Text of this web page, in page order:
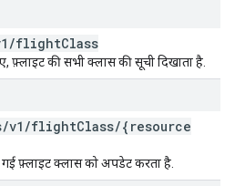
/flightClass
फ़्लाइट की सभी क्लास की सूची दिखाता है.
/v1 /flightClass/{resource
फ़्लाइट क्लास को अपडेट करता है.